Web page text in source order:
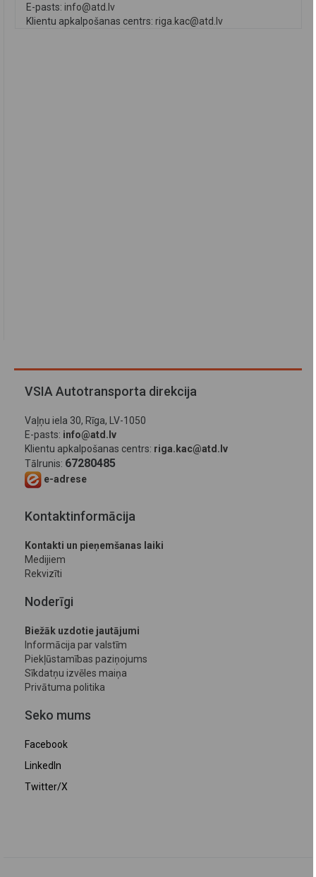
E-pasts: info@atd.lv
Klientu apkalpošanas centrs: riga.kac@atd.lv
VSIA Autotransporta direkcija
Vaļņu iela 30, Rīga, LV-1050
E-pasts: info@atd.lv
Klientu apkalpošanas centrs: riga.kac@atd.lv
Tālrunis: 67280485
e-adrese
Kontaktinformācija
Kontakti un pieņemšanas laiki
Medijiem
Rekvizīti
Noderīgi
Biežāk uzdotie jautājumi
Informācija par valstīm
Piekļūstamības paziņojums
Sīkdatņu izvēles maiņa
Privātuma politika
Seko mums
Facebook
LinkedIn
Twitter/X